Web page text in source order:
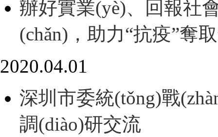
辦好實業(yè)、回報
(chǎn)，助力“抗疫”奪
2020.04.01
深圳市委統(tǒng)戰
調(diào)研交流